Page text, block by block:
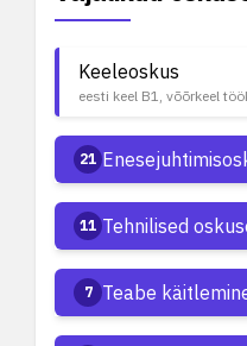
Keeleoskus
eesti keel B1, võõrkeel
21
11 Tehnilised
7 Teabe